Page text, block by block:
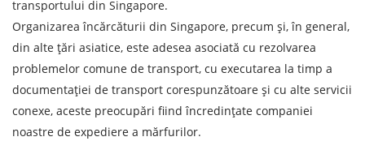
transportului din Singapore.
Organizarea încărcăturii din Singapore, precum și, în general,
din alte țări asiatice, este adesea asociată cu rezolvarea
problemelor comune de transport, cu executarea la timp a
documentației de transport corespunzătoare și cu alte servicii
conexe, aceste preocupări fiind încredințate companiei
noastre de expediere a mărfurilor.
Numar de contact
E-mail
Prin depunerea unei cereri, sunteți de acord cu